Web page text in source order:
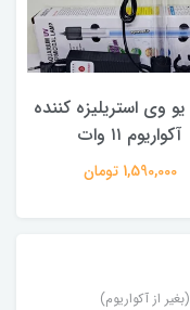
وی استریلیزه کننده
آکواریوم ۱۱ وات
1,590,000 تومان